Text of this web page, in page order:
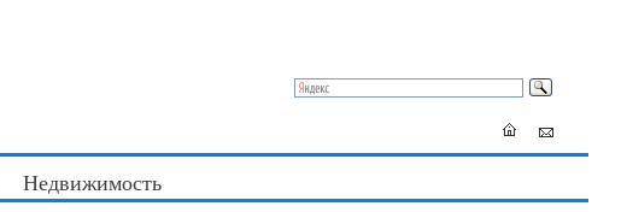
Недвижимость